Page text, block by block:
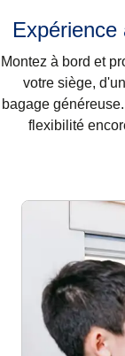
Montez à bord et
votre siège,
bagage
flexibilité